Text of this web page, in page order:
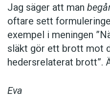
Krönikor
Språkfrågor
Skrivtips
Bokrecensioner
Jag säger att man
oftare sett
exempel i meningen
släkt gör ett brott mot
hedersrelaterat brott”.
Eva